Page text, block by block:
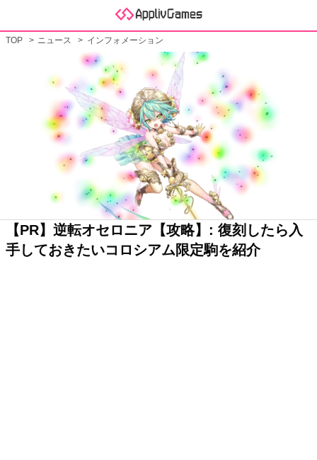
TOP ニュース インフォメーション
【PR】逆転オセロニア【攻略】: 復刻したら入
手しておきたいコロシアム限定駒を紹介